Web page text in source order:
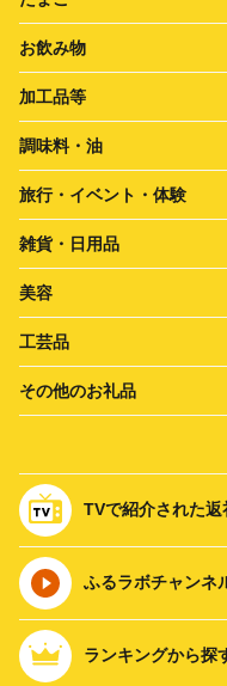
お飲み物
加工品等
調味料・油
旅行・イベント・体験
雑貨・日用品
美容
工芸品
その他のお礼品
TVで紹介された
ふるラボチャンネ
ランキングから探